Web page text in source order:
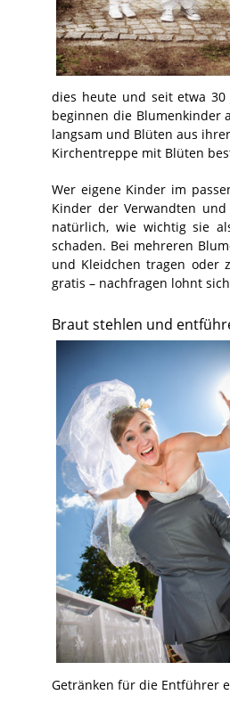
dies heute und seit etwa 30
beginnen die Blumenkinder
langsam und Blüten aus
Kirchentreppe mit Blüten
Wer eigene Kinder im
Kinder der Verwandten
natürlich, wie wichtig sie
schaden. Bei mehreren
und Kleidchen tragen oder
gratis – nachfragen lohnt
Braut stehlen und
Getränken für die Entführer